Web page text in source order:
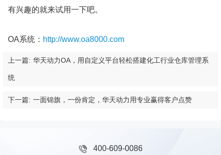
有兴趣的就来试用一下吧。
OA系统： http://www.oa8000.com
上一篇: 华天动力OA，用自定义平台轻松搭建化工行业仓库管理系
统
下一篇: 一面锦旗，一份肯定，华天动力用专业赢得客户点赞
400-609-0086